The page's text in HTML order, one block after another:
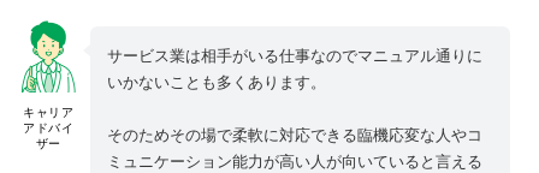
キャリア
アドバイ
ザー
サービス業は相手がいる仕事なのでマニュアル通りに
いかないことも多くあります。
そのためその場で柔軟に対応できる臨機応変な人やコ
ミュニケーション能力が高い人が向いていると言える